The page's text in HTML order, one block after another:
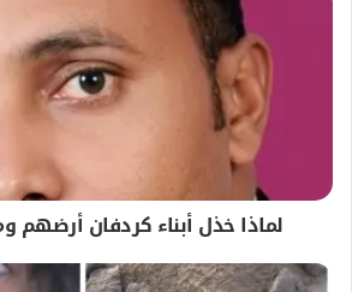
لماذا خذل أبناء كردفان